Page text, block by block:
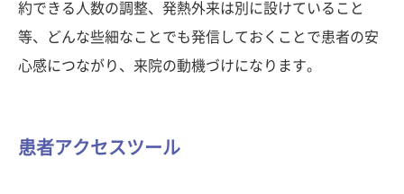
約できる人数の調整、発熱外来は別に設けていること
等、どんな些細なことでも発信しておくことで患者の安
心感につながり、来院の動機づけになります。
患者アクセスツール